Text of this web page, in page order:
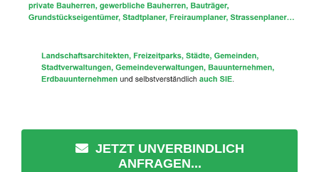
JETZT UNVERBINDLICH
ANFRAGEN...